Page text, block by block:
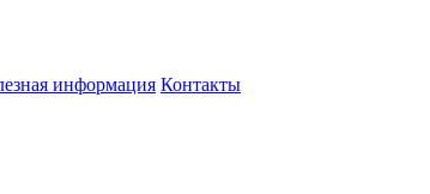
информация Контакты